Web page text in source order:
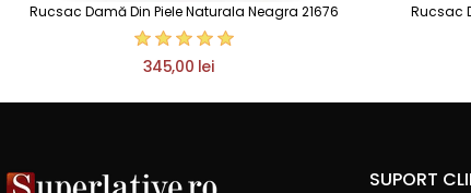
Rucsac Damă Din Piele Naturala Neagra 21676
345,00 lei
Rucsac
SUPORT